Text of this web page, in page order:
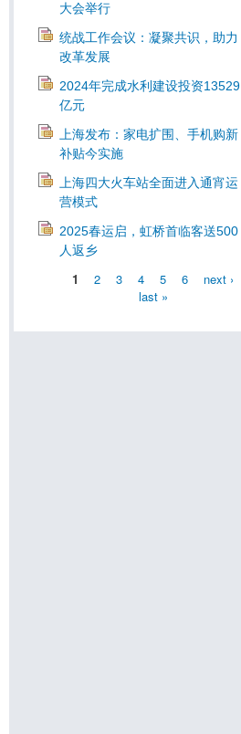
大会举行
统战工作会议：凝聚共识，助力
改革发展
2024年完成水利建设投资13529
亿元
上海发布：家电扩围、手机购新
补贴今实施
上海四大火车站全面进入通宵运
营模式
2025春运启，虹桥首临客送500
人返乡
1 2 3 4 5 6
next ›
last »